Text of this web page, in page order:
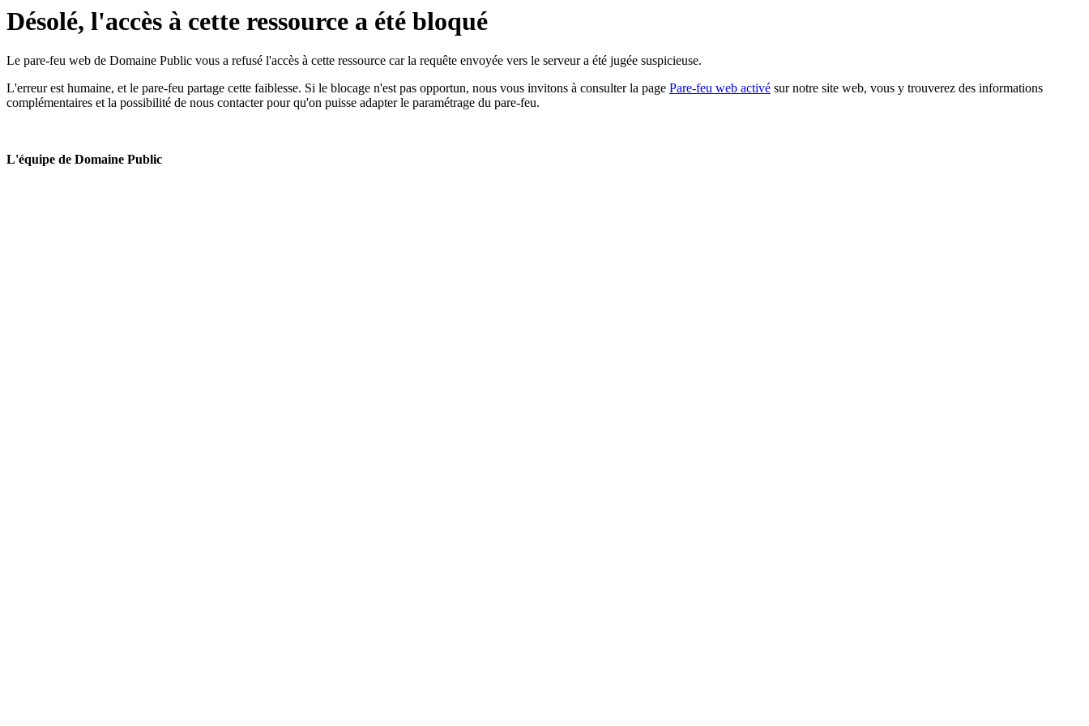
Désolé, l'accès à cette ressource a été bloqué
Le pare-feu web de Domaine Public vous a refusé l'accès à cette ressource car la requête envoyée vers le serveur a été jugée suspicieuse.
L'erreur est humaine, et le pare-feu partage cette faiblesse. Si le blocage n'est pas opportun, nous vous invitons à consulter la page Pare-feu web activé sur notre site web, vous y trouverez des informations
complémentaires et la possibilité de nous contacter pour qu'on puisse adapter le paramétrage du pare-feu.
L'équipe de Domaine Public